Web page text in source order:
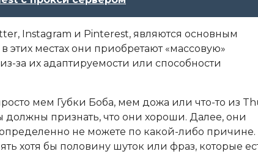
Instagram и Pinterest, являются основным
местах они приобретают «массовую»
за их адаптируемости или способности
мем Губки Боба, мем дожа или что-то из
должны признать, что они хороши. Далее, они
определенно не можете по какой-либо причине.
хотя бы половину шуток или фраз, которые